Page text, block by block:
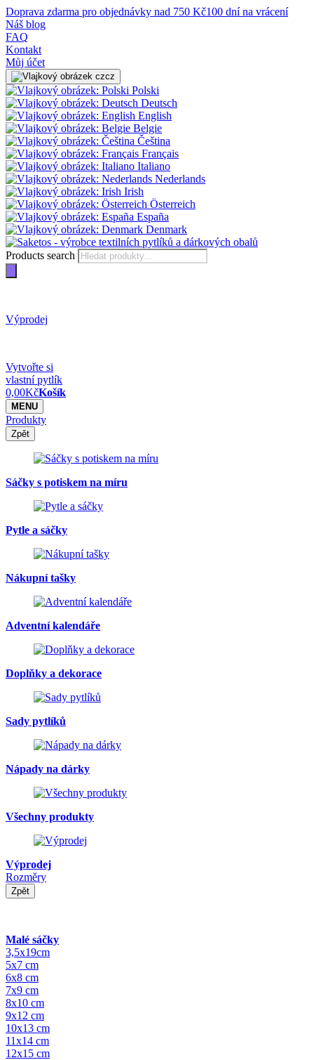
Doprava zdarma pro objednávky nad 750 Kč100 dní na vrácení
Náš blog
FAQ
Kontakt
Můj účet
cz
Polski
Deutsch
English
Belgie
Čeština
Français
Italiano
Nederlands
Irish
Österreich
España
Denmark
Products search
Výprodej
Vytvořte si
vlastní pytlík
0,00KčKošík
MENU
Produkty
Zpět
Sáčky s potiskem na míru
Pytle a sáčky
Nákupní tašky
Adventní kalendáře
Doplňky a dekorace
Sady pytlíků
Nápady na dárky
Všechny produkty
Výprodej
Rozměry
Zpět
Malé sáčky
3,5x19cm
5x7 cm
6x8 cm
7x9 cm
8x10 cm
9x12 cm
10x13 cm
11x14 cm
12x15 cm